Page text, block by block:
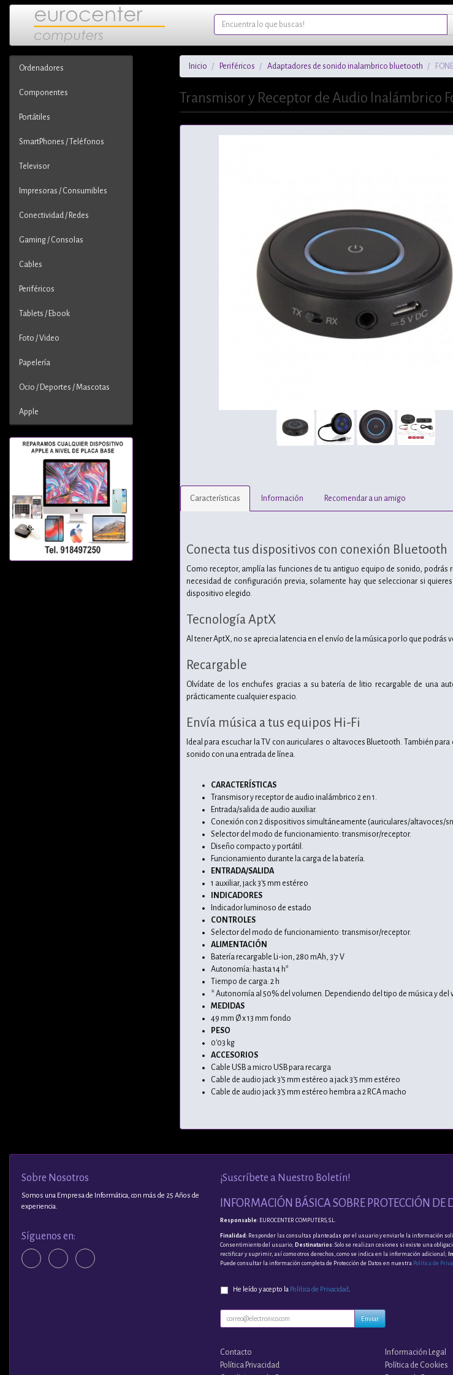
Ordenadores
Componentes
Portátiles
SmartPhones / Teléfonos
Televisor
Impresoras / Consumibles
Conectividad / Redes
Gaming / Consolas
Cables
Periféricos
Tablets / Ebook
Foto / Video
Papelería
Ocio / Deportes / Mascotas
Apple
Inicio Periféricos Adaptadores de sonido inalambrico bluetooth
Transmisor y Receptor de Audio Inalámbrico
Características Información Recomendar a un amigo
Conecta tus dispositivos con conexión Bluetooth
Como receptor, amplía las funciones de tu antiguo equipo de sonido,
necesidad de configuración previa, solamente hay que seleccionar si
dispositivo elegido.
Tecnología AptX
Al tener AptX, no se aprecia latencia en el envío de la música por lo que
Recargable
Olvídate de los enchufes gracias a su batería de litio recargable de una
prácticamente cualquier espacio.
Envía música a tus equipos Hi-Fi
Ideal para escuchar la TV con auriculares o altavoces Bluetooth. También
sonido con una entrada de línea.
CARACTERÍSTICAS
Transmisor y receptor de audio inalámbrico 2 en 1.
Entrada/salida de audio auxiliar.
Conexión con 2 dispositivos simultáneamente (auriculares/altavoces/
Selector del modo de funcionamiento: transmisor/receptor.
Diseño compacto y portátil.
Funcionamiento durante la carga de la batería.
ENTRADA/SALIDA
1 auxiliar, jack 3'5 mm estéreo
INDICADORES
Indicador luminoso de estado
CONTROLES
Selector del modo de funcionamiento: transmisor/receptor.
ALIMENTACIÓN
Batería recargable Li-ion, 280 mAh, 3'7 V
Autonomía: hasta 14 h*
Tiempo de carga: 2 h
* Autonomía al 50% del volumen. Dependiendo del tipo de música y
MEDIDAS
49 mm Ø x 13 mm fondo
PESO
0'03 kg
ACCESORIOS
Cable USB a micro USB para recarga
Cable de audio jack 3'5 mm estéreo a jack 3'5 mm estéreo
Cable de audio jack 3'5 mm estéreo hembra a 2 RCA macho
Sobre Nosotros
Somos una Empresa de Informática, con más de 25 Años de
experiencia.
Síguenos en:
¡Suscríbete a Nuestro Boletín!
INFORMACIÓN BÁSICA SOBRE PROTECCIÓN DE
Responsable: EUROCENTER COMPUTERS, S.L.
Finalidad: Responder las consultas planteadas por el usuario y enviarle la información
Consentimiento del usuario; Destinatarios: Solo se realizan cesiones si existe una
rectificar y suprimir, así como otros derechos, como se indica en la información adicional;
Puede consultar la información completa de Protección de Datos en nuestra Política de
He leído y acepto la Política de Privacidad.
Enviar
Contacto
Información Legal
Política Privacidad
Política de Cookies